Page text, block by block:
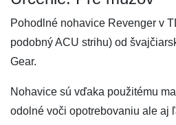
Pohodlné nohavice Revenger v
podobný ACU strihu) od
Gear.
Nohavice sú vďaka použitému
odolné voči opotrebovaniu ale aj